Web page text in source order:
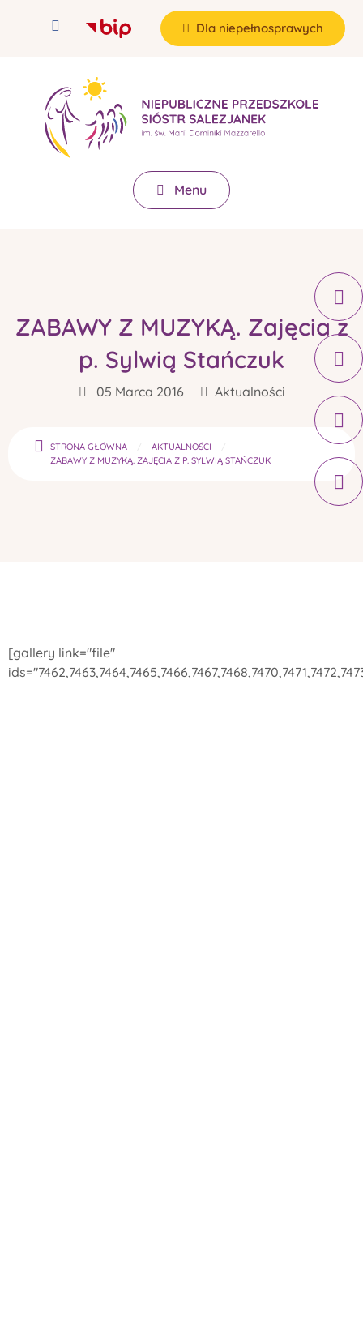
Dla niepełnosprawych
Menu
ZABAWY Z MUZYKĄ. Zajęcia z
p. Sylwią Stańczuk
05 Marca 2016 Aktualności
STRONA GŁÓWNA
AKTUALNOŚCI
ZABAWY Z MUZYKĄ. ZAJĘCIA Z P. SYLWIĄ STAŃCZUK
[gallery link="file"